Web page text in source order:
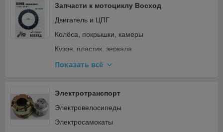
Топливная система и карбюратор
Тормозная система
Трансмиссия (сцепление, вариатор, цепи)
Электрооборудование и зажигание
Запчасти к мотоциклу Восход
Двигатель и ЦПГ
Колёса, покрышки, камеры
Кузов, пластик, зеркала
Подвеска и рулевое
Ремкомплекты, прокладки, подшипники
Топливная система и карбюратор
Трансмиссия (сцепление, вариатор, цепи)
Показать всё
Электротранспорт
Электровелосипеды
Электросамокаты